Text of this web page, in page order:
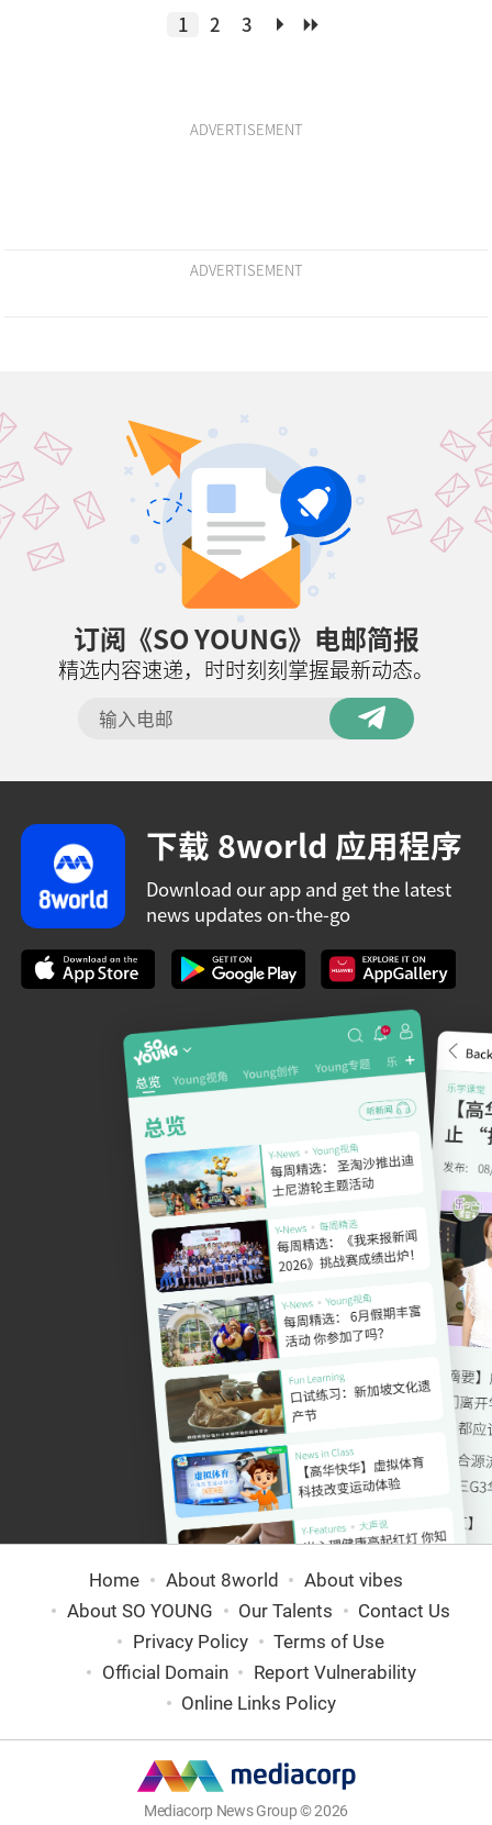
1 2 3
ADVERTISEMENT
ADVERTISEMENT
订阅《SO YOUNG》电邮简报
精选内容速递，时时刻刻掌握最新动态。
下载 8world 应用程序
Download our app and get the latest
news updates on-the-go
Home About 8world
About vibes
About SO YOUNG
Our Talents
Contact Us
Privacy Policy
Terms of Use
Official Domain
Report Vulnerability
Online Links Policy
Mediacorp News Group © 2026